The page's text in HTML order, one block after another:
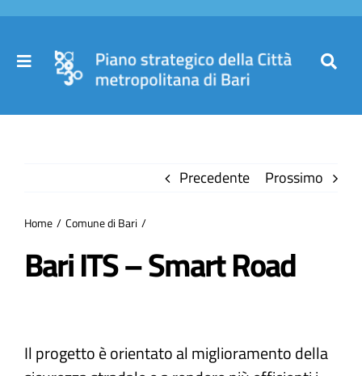
Salta
contenuto
Toggle
Comuni
Precedente Prossimo
Home Comune di Bari
Bari ITS – Smart Road
Il progetto è orientato al miglioramento della